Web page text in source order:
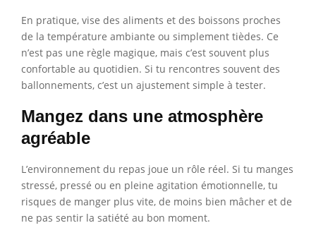
En pratique, vise des aliments et des boissons proches
de la température ambiante ou simplement tièdes. Ce
n’est pas une règle magique, mais c’est souvent plus
confortable au quotidien. Si tu rencontres souvent des
ballonnements, c’est un ajustement simple à tester.
Mangez dans une atmosphère
agréable
L’environnement du repas joue un rôle réel. Si tu manges
stressé, pressé ou en pleine agitation émotionnelle, tu
risques de manger plus vite, de moins bien mâcher et de
ne pas sentir la satiété au bon moment.